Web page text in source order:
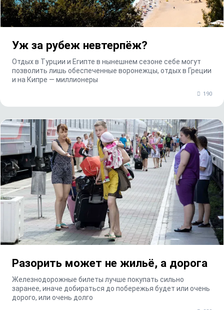
Уж за рубеж невтерпёж?
Отдых в Турции и Египте в нынешнем сезоне себе могут
позволить лишь обеспеченные воронежцы, отдых в Греции
и на Кипре — миллионеры
190
Разорить может не жильё, а дорога
Железнодорожные билеты лучше покупать сильно
заранее, иначе добираться до побережья будет или очень
дорого, или очень долго